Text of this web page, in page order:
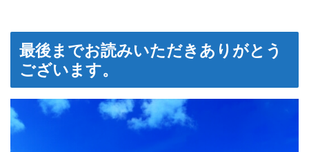
最後までお読みいただきありがとう
ございます。